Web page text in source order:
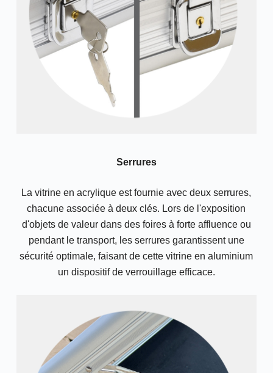
Serrures
La vitrine en acrylique est fournie avec deux serrures,
chacune associée à deux clés. Lors de l'exposition
d'objets de valeur dans des foires à forte affluence ou
pendant le transport, les serrures garantissent une
sécurité optimale, faisant de cette vitrine en aluminium
un dispositif de verrouillage efficace.